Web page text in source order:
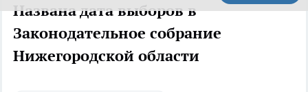
Названа дата выборов в
Законодательное собрание
Нижегородской области